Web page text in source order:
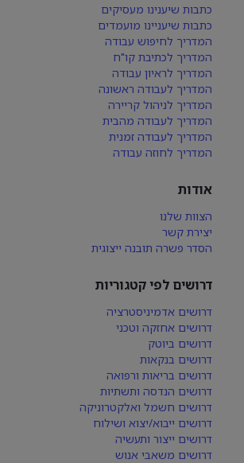
כתבות שיענינו מעסיקים
כתבות שיעניינו מועמדים
המדריך לחיפוש עבודה
המדריך לכתיבת קו"ח
המדריך לראיון עבודה
המדריך לעבודה ראשונה
המדריך לניהול קריירה
המדריך לעבודה מהבית
המדריך לעבודה זמנית
המדריך לחוזה עבודה
אודות
הצוות שלנו
יצירת קשר
הסדר פשרה תובנה ייצוגית
דרושים לפי קטגוריות
דרושים אדמיניסטרציה
דרושים אחזקה וטכני
דרושים ביוטק
דרושים בנקאות
דרושים בריאות ורפואה
דרושים הנדסה ותשתיות
דרושים חשמל ואלקטרוניקה
דרושים ייבוא/יצוא ושילוח
דרושים ייצור ותעשיה
דרושים משאבי אנוש